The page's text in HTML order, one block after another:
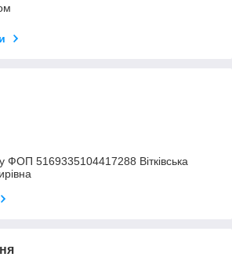
ФОП 5169335104417288 Вітківська